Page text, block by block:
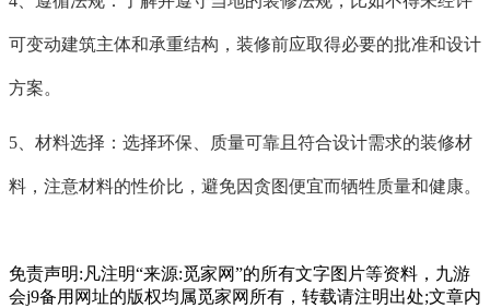
可变动建筑主体和承重结构，装修前应取得必要的批准和设计
方案。
5、材料选择：选择环保、质量可靠且符合设计需求的装修材
料，注意材料的性价比，避免因贪图便宜而牺牲质量和健康。
免责声明:凡注明“来源:觅家网”的所有文字图片等资料，九游
会j9备用网址的版权均属觅家网所有，转载请注明出处;文章内